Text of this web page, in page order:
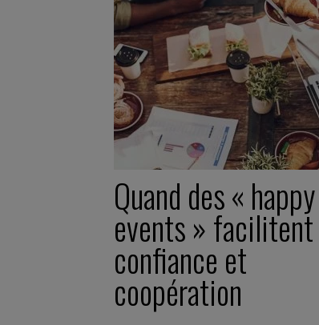
Quand des « happy
events » facilitent
confiance et
coopération